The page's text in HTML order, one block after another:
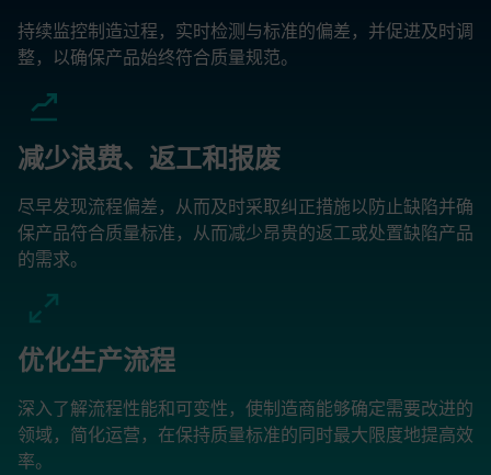
持续监控制造过程，实时检测与标准的偏差，并促进及时调
整，以确保产品始终符合质量规范。
减少浪费、返工和报废
尽早发现流程偏差，从而及时采取纠正措施以防止缺陷并确
保产品符合质量标准，从而减少昂贵的返工或处置缺陷产品
的需求。
优化生产流程
深入了解流程性能和可变性，使制造商能够确定需要改进的
领域，简化运营，在保持质量标准的同时最大限度地提高效
率。